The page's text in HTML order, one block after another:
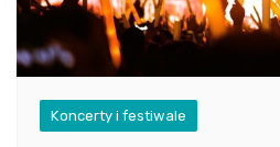
Koncerty i festiwale